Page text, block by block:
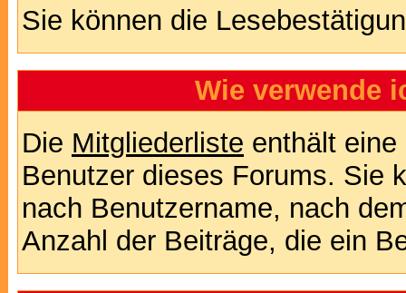
Sie können die
Wie verwende
Die Mitgliederliste enthält
Benutzer dieses Forums. Sie
nach Benutzername, nach
Anzahl der Beiträge, die ein